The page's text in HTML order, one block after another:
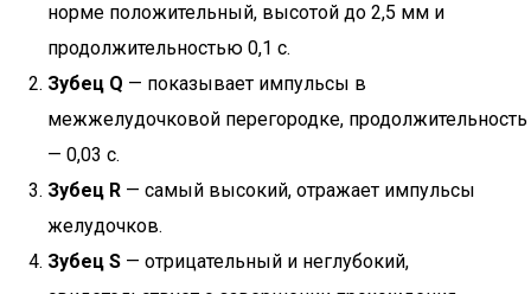
норме положительный, высотой до 2,5 мм и
продолжительностью 0,1 с.
Зубец Q — показывает импульсы в
межжелудочковой перегородке, продолжительность
— 0,03 с.
Зубец R — самый высокий, отражает импульсы
желудочков.
Зубец S — отрицательный и неглубокий,